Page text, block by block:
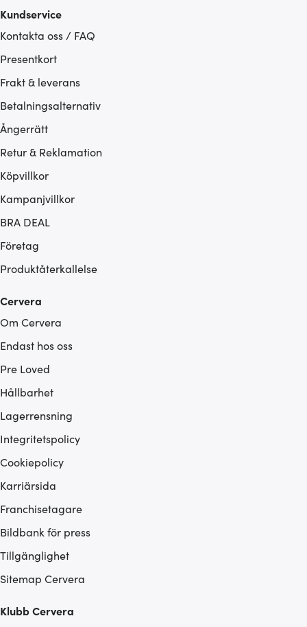
Kundservice
Kontakta oss / FAQ
Presentkort
Frakt & leverans
Betalningsalternativ
Ångerrätt
Retur & Reklamation
Köpvillkor
Kampanjvillkor
BRA DEAL
Företag
Produktåterkallelse
Cervera
Om Cervera
Endast hos oss
Pre Loved
Hållbarhet
Lagerrensning
Integritetspolicy
Cookiepolicy
Karriärsida
Franchisetagare
Bildbank för press
Tillgänglighet
Sitemap Cervera
Klubb Cervera